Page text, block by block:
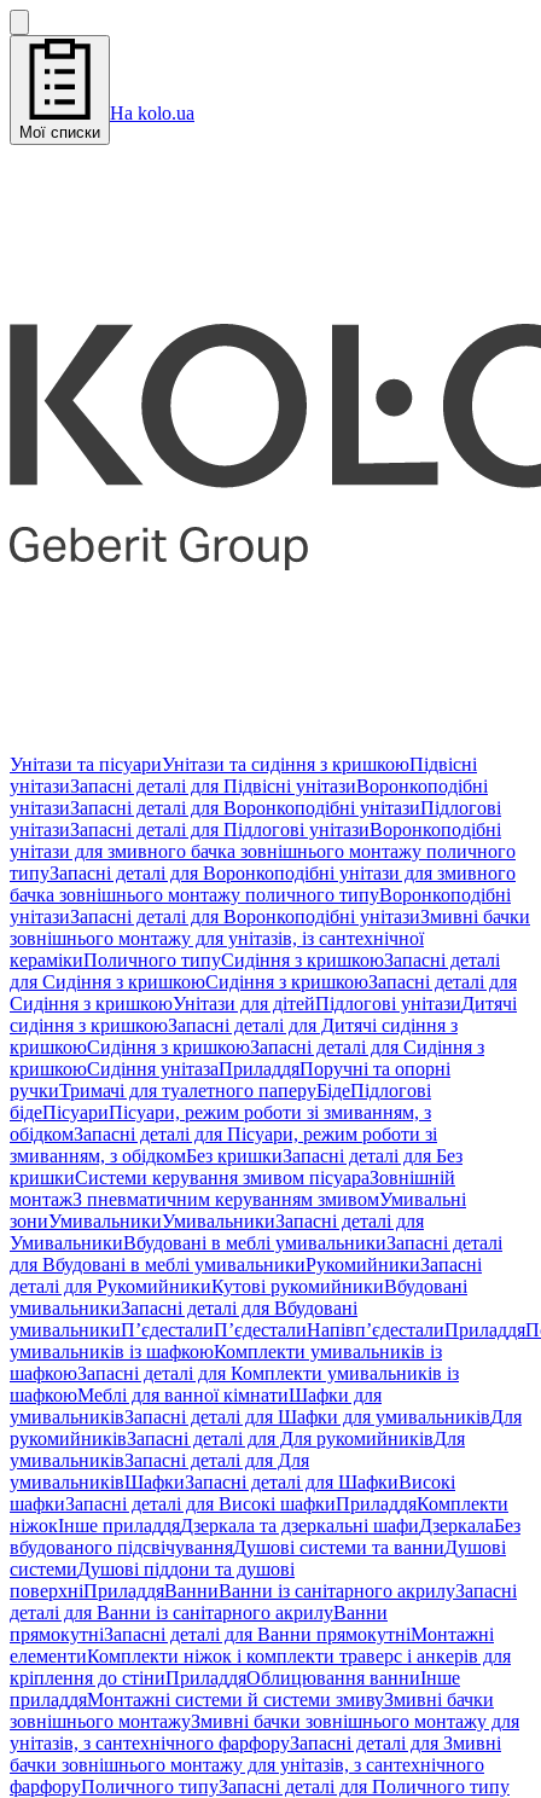
Мої списки
На kolo.ua
Унітази та пісуариУнітази та сидіння з кришкоюПідвісні
унітазиЗапасні деталі для Підвісні унітазиВоронкоподібні
унітазиЗапасні деталі для Воронкоподібні унітазиПідлогові
унітазиЗапасні деталі для Підлогові унітазиВоронкоподібні
унітази для змивного бачка зовнішнього монтажу поличного
типуЗапасні деталі для Воронкоподібні унітази для змивного
бачка зовнішнього монтажу поличного типуВоронкоподібні
унітазиЗапасні деталі для Воронкоподібні унітазиЗмивні бачки
зовнішнього монтажу для унітазів, із сантехнічної
керамікиПоличного типуСидіння з кришкоюЗапасні деталі
для Сидіння з кришкоюСидіння з кришкоюЗапасні деталі для
Сидіння з кришкоюУнітази для дітейПідлогові унітазиДитячі
сидіння з кришкоюЗапасні деталі для Дитячі сидіння з
кришкоюСидіння з кришкоюЗапасні деталі для Сидіння з
кришкоюСидіння унітазаПриладдяПоручні та опорні
ручкиТримачі для туалетного паперуБідеПідлогові
бідеПісуариПісуари, режим роботи зі змиванням, з
обідкомЗапасні деталі для Пісуари, режим роботи зі
змиванням, з обідкомБез кришкиЗапасні деталі для Без
кришкиСистеми керування змивом пісуараЗовнішній
монтажЗ пневматичним керуванням змивомУмивальні
зониУмивальникиУмивальникиЗапасні деталі для
УмивальникиВбудовані в меблі умивальникиЗапасні деталі
для Вбудовані в меблі умивальникиРукомийникиЗапасні
деталі для РукомийникиКутові рукомийникиВбудовані
умивальникиЗапасні деталі для Вбудовані
умивальникиП’єдесталиП’єдесталиНапівп’єдесталиПриладдя
умивальників із шафкоюКомплекти умивальників із
шафкоюЗапасні деталі для Комплекти умивальників із
шафкоюМеблі для ванної кімнатиШафки для
умивальниківЗапасні деталі для Шафки для умивальниківДля
рукомийниківЗапасні деталі для Для рукомийниківДля
умивальниківЗапасні деталі для Для
умивальниківШафкиЗапасні деталі для ШафкиВисокі
шафкиЗапасні деталі для Високі шафкиПриладдяКомплекти
ніжокІнше приладдяДзеркала та дзеркальні шафиДзеркалаБез
вбудованого підсвічуванняДушові системи та ванниДушові
системиДушові піддони та душові
поверхніПриладдяВанниВанни із санітарного акрилуЗапасні
деталі для Ванни із санітарного акрилуВанни
прямокутніЗапасні деталі для Ванни прямокутніМонтажні
елементиКомплекти ніжок і комплекти траверс і анкерів для
кріплення до стіниПриладдяОблицювання ванниІнше
приладдяМонтажні системи й системи змивуЗмивні бачки
зовнішнього монтажуЗмивні бачки зовнішнього монтажу для
унітазів, з сантехнічного фарфоруЗапасні деталі для Змивні
бачки зовнішнього монтажу для унітазів, з сантехнічного
фарфоруПоличного типуЗапасні деталі для Поличного типу